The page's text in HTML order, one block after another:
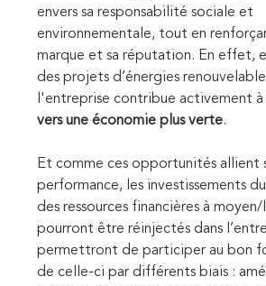
envers sa responsabilité sociale et
environnementale, tout en
marque et sa réputation. En effet,
des projets d’énergies
l'entreprise contribue activement à
vers une économie plus verte.
Et comme ces opportunités allient
performance, les investissements
des ressources financières à
pourront être réinjectés dans
permettront de participer au bon
de celle-ci par différents biais :